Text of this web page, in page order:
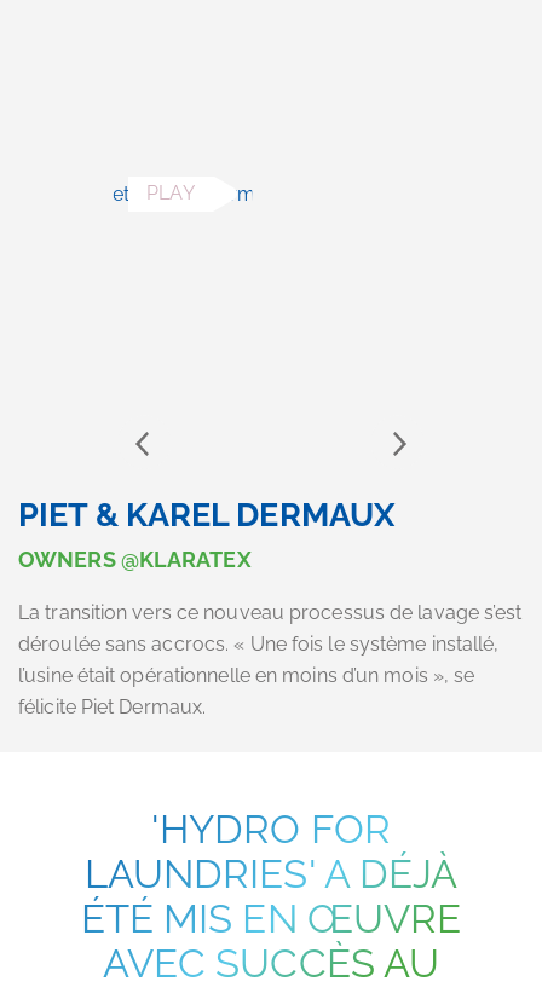
PIET & KAREL DERMAUX
OWNERS @KLARATEX
La transition vers ce nouveau processus de lavage s’est
déroulée sans accrocs. « Une fois le système installé,
l’usine était opérationnelle en moins d’un mois », se
félicite Piet Dermaux.
'HYDRO FOR
LAUNDRIES' A DÉJÀ
ÉTÉ MIS EN ŒUVRE
AVEC SUCCÈS AU